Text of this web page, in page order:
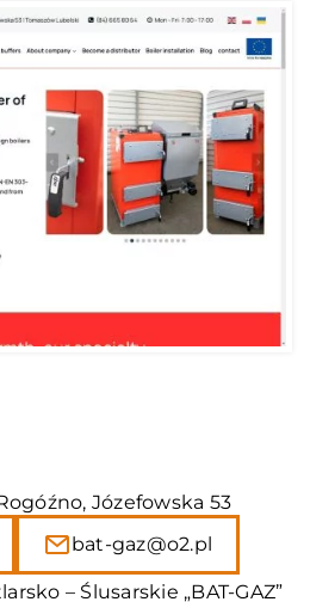
Józefowska 53
bat-gaz@o2.pl
– Ślusarskie „BAT-GAZ”